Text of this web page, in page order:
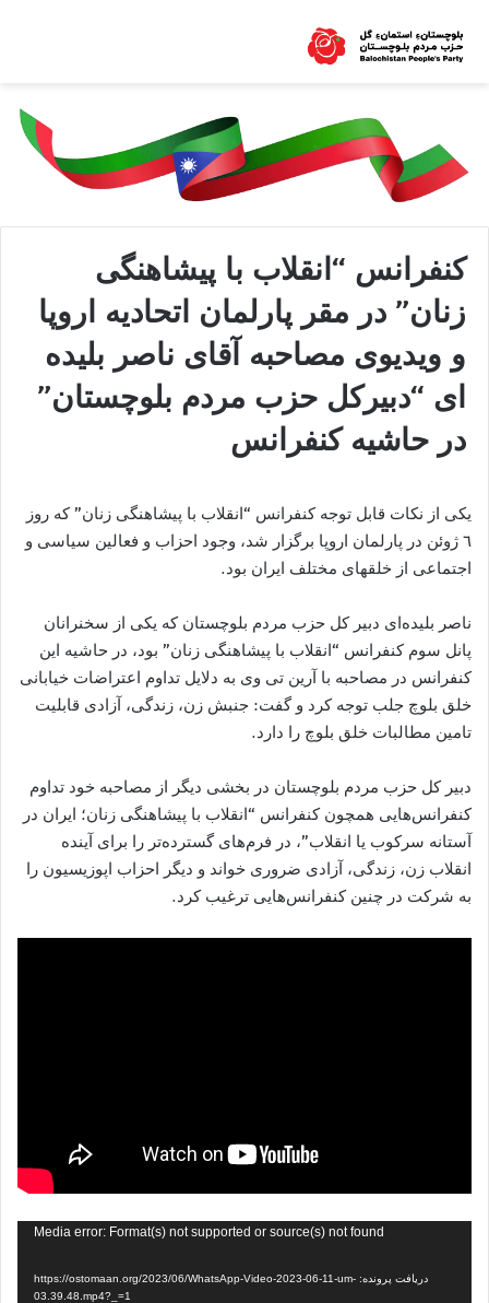
کنفرانس “انقلاب با پیشاهنگی
زنان” در مقر پارلمان اتحادیه اروپا
و ویدیوی مصاحبه آقای ناصر بلیده
ای “دبیرکل حزب مردم بلوچستان”
در حاشیه کنفرانس
یکی از نکات قابل توجه کنفرانس “انقلاب با پیشاهنگی زنان” که روز
٦ ژوئن در پارلمان اروپا برگزار شد، وجود احزاب و فعالین سیاسی و
اجتماعی از خلقهای مختلف ایران بود.
ناصر بلیدەای دبیر کل حزب مردم بلوچستان که یکی از سخنرانان
پانل سوم کنفرانس “انقلاب با پیشاهنگی زنان” بود، در حاشیه این
کنفرانس در مصاحبه با آرین تی وی به دلایل تداوم اعتراضات خیابانی
خلق بلوچ جلب توجه کرد و گفت: جنبش زن، زندگی، آزادی قابلیت
تامین مطالبات خلق بلوچ را دارد.
دبیر کل حزب مردم بلوچستان در بخشی دیگر از مصاحبه خود تداوم
کنفرانس‌هایی همچون کنفرانس “انقلاب با پیشاهنگی زنان؛ ایران در
آستانە سرکوب یا انقلاب”، در فرم‌های گسترده‌تر را برای آینده
انقلاب زن، زندگی، آزادی ضروری خواند و دیگر احزاب اپوزیسیون را
به شرکت در چنین کنفرانس‌هایی ترغیب کرد.
Media error: Format(s) not supported or source(s) not found
دریافت پرونده: https://ostomaan.org/2023/06/WhatsApp-Video-2023-06-11-um-
03.39.48.mp4?_=1